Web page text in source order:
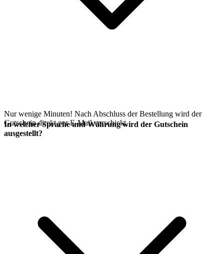
Nur wenige Minuten! Nach Abschluss der Bestellung wird der
Gutschein direkt per E-Mail verschickt.
In welcher Sprache und Währung wird der Gutschein
ausgestellt?